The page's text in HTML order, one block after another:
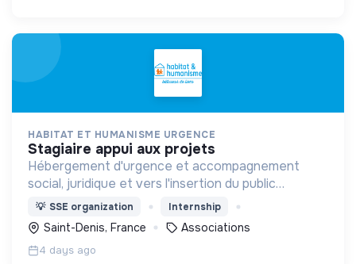
HABITAT ET HUMANISME URGENCE
stagiaire appui aux projets
Hébergement d'urgence et accompagnement
social, juridique et vers l'insertion du public
demandeur d'asile et réfugiés
💡 SSE organization Internship
Saint-Denis, France Associations
4 days ago